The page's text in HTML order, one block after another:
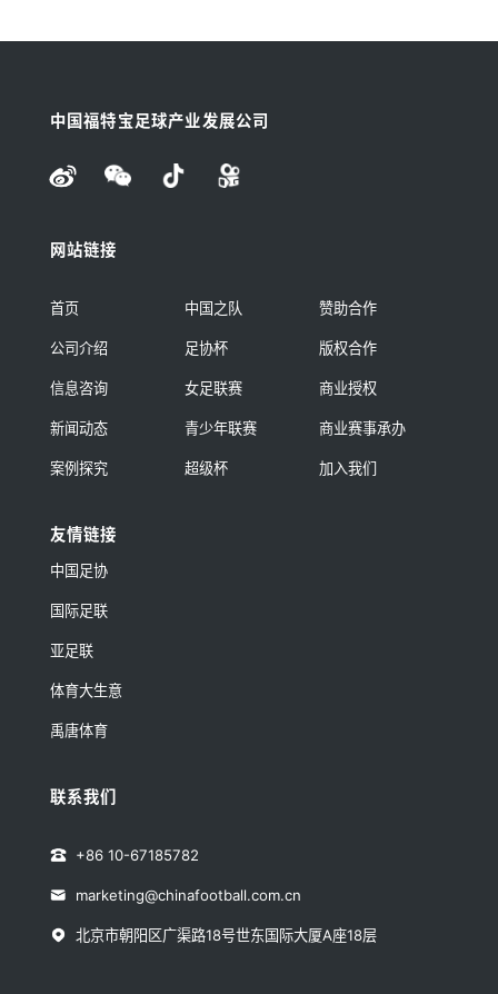
中国福特宝足球产业发展公司
网站链接
首页 中国之队 赞助合作
公司介绍 足协杯 版权合作
信息咨询 女足联赛 商业授权
新闻动态 青少年联赛 商业赛事承办
案例探究 超级杯 加入我们
友情链接
中国足协
国际足联
亚足联
体育大生意
禹唐体育
联系我们
+86 10-67185782
marketing@chinafootball.com.cn
北京市朝阳区广渠路18号世东国际大厦A座18层